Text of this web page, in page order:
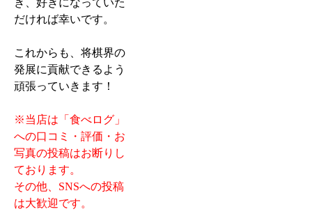
き、好きになっていた
だければ幸いです。
これからも、将棋界の
発展に貢献できるよう
頑張っていきます！
※当店は「食べログ」
への口コミ・評価・お
写真の投稿はお断りし
ております。
その他、SNSへの投稿
は大歓迎です。